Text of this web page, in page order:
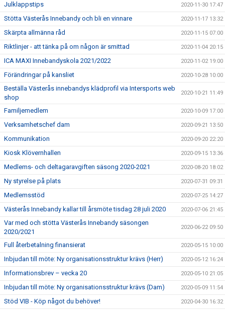
Julklappstips 2020-11-30 17:47
Stötta Västerås Innebandy och bli en vinnare 2020-11-17 13:32
Skärpta allmänna råd 2020-11-15 07:00
Riktlinjer - att tänka på om någon är smittad 2020-11-04 20:15
ICA MAXI Innebandyskola 2021/2022 2020-11-02 19:00
Förändringar på kansliet 2020-10-28 10:00
Beställa Västerås innebandys klädprofil via Intersports web
shop
2020-10-21 11:49
Familjemedlem 2020-10-09 17:00
Verksamhetschef dam 2020-09-21 13:50
Kommunikation 2020-09-20 22:20
Kiosk Klövernhallen 2020-09-15 13:36
Medlems- och deltagaravgiften säsong 2020-2021 2020-08-20 18:02
Ny styrelse på plats 2020-07-31 09:31
Medlemsstöd 2020-07-25 14:27
Västerås Innebandy kallar till årsmöte tisdag 28 juli 2020 2020-07-06 21:45
Var med och stötta Västerås Innebandy säsongen
2020/2021
2020-06-22 09:50
Full återbetalning finansierat 2020-05-15 10:00
Inbjudan till möte: Ny organisationsstruktur krävs (Herr) 2020-05-12 16:24
Informationsbrev – vecka 20 2020-05-10 21:05
Inbjudan till möte: Ny organisationsstruktur krävs (Dam) 2020-05-09 11:54
Stöd VIB - Köp något du behöver! 2020-04-30 16:32